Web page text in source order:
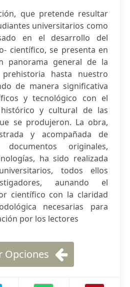
que pretende resultar
universitarios como
en el desarrollo del
científico, se presenta en
panorama general de la
hasta nuestro
de manera significativa
y tecnológico con el
y cultural de las
se produjeron. La obra,
y acompañada de
originales,
ha sido realizada
todos ellos
aunando el
científico con la claridad
necesarias para
por los lectores
Opciones